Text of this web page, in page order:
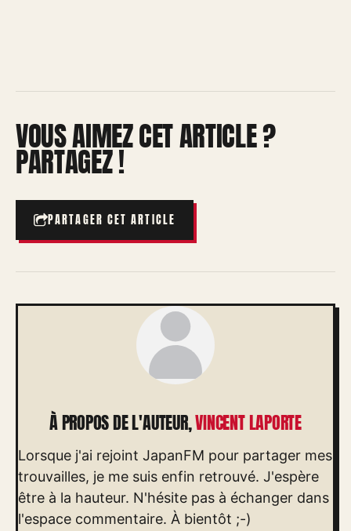
VOUS AIMEZ CET ARTICLE ?
PARTAGEZ !
PARTAGER CET ARTICLE
À PROPOS DE L'AUTEUR,VINCENT LAPORTE
Lorsque j'ai rejoint JapanFM pour partager mes
trouvailles, je me suis enfin retrouvé. J'espère
être à la hauteur. N'hésite pas à échanger dans
l'espace commentaire. À bientôt ;-)